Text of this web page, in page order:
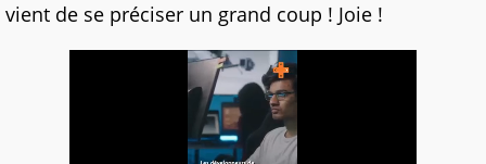
vient de se préciser un grand coup ! Joie !